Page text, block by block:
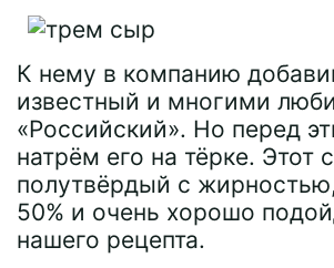
К нему в компанию
известный и многими
«Российский». Но перед
натрём его на тёрке. Этот
полутвёрдый с
50% и очень хорошо
нашего рецепта.